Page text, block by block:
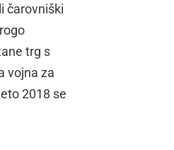
čarovniški
trg s
vojna za
2018 se